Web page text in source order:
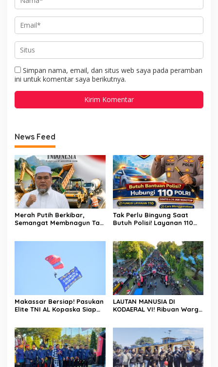
Simpan nama, email, dan situs web saya pada peramban
ini untuk komentar saya berikutnya.
News Feed
Merah Putih Berkibar,
Semangat Membnagun Tak
Saatnya Terus Berkarya
Untuk Negeri
Tak Perlu Bingung Saat
Butuh Polisi! Layanan 110
Makassar Bersiap! Pasukan
Elite TNI AL Kopaska Siap
LAUTAN MANUSIA DI
KODAERAL VI! Ribuan Warga
Atraksi Kopaska Jadi
Magnet